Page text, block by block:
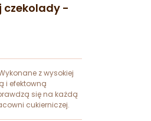
czekolady -
z wysokiej
i efektowną
się na każdą
cukierniczej.